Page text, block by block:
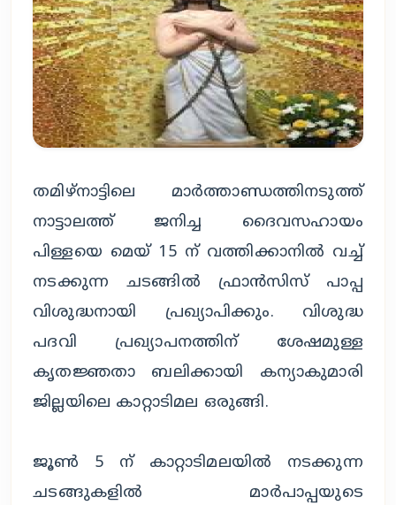
തമിഴ്നാട്ടിലെ മാർത്താണ്ഡത്തിനടുത്ത്
നാട്ടാലത്ത് ജനിച്ച ദൈവസഹായം
പിള്ളയെ മെയ് 15 ന് വത്തിക്കാനിൽ വച്ച്
നടക്കുന്ന ചടങ്ങിൽ ഫ്രാൻസിസ് പാപ്പ
വിശുദ്ധനായി പ്രഖ്യാപിക്കും. വിശുദ്ധ
പദവി പ്രഖ്യാപനത്തിന് ശേഷമുള്ള
കൃതജ്ഞതാ ബലിക്കായി കന്യാകുമാരി
ജില്ലയിലെ കാറ്റാടിമല ഒരുങ്ങി.
ജൂൺ 5 ന് കാറ്റാടിമലയിൽ നടക്കുന്ന
ചടങ്ങുകളിൽ മാർപാപ്പയുടെ